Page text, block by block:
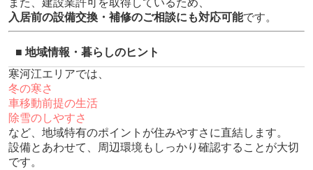
入居前の設備交換・補修のご相談にも対応可能です。
■ 地域情報・暮らしのヒント
寒河江エリアでは、
冬の寒さ
車移動前提の生活
除雪のしやすさ
など、地域特有のポイントが住みやすさに直結します。
設備とあわせて、周辺環境もしっかり確認することが大切
です。